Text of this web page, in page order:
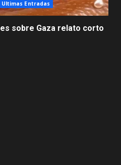
Ultimas Entradas
sobre Gaza relato corto